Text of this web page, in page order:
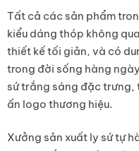
Tất cả các sản phẩm
kiểu dáng thóp không
thiết kế tối giản, và có
trong đời sống hàng
sứ trắng sáng đặc trưng,
ấn logo thương hiệu.
Xưởng sản xuất ly sứ tự